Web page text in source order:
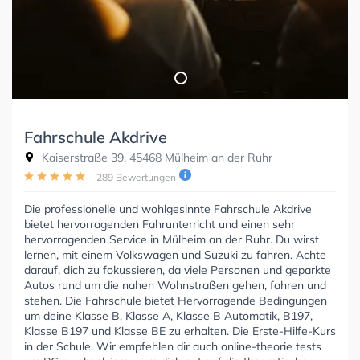
Fahrschule Akdrive
Kaiserstraße 39, 45468 Mülheim an der Ruhr
289 Bewertungen
Die professionelle und wohlgesinnte Fahrschule Akdrive
bietet hervorragenden Fahrunterricht und einen sehr
hervorragenden Service in Mülheim an der Ruhr. Du wirst
lernen, mit einem Volkswagen und Suzuki zu fahren. Achte
darauf, dich zu fokussieren, da viele Personen und geparkte
Autos rund um die nahen Wohnstraßen gehen, fahren und
stehen. Die Fahrschule bietet Hervorragende Bedingungen
um deine Klasse B, Klasse A, Klasse B Automatik, B197,
Klasse B197 und Klasse BE zu erhalten. Die Erste-Hilfe-Kurs
in der Schule. Wir empfehlen dir auch online-theorie tests